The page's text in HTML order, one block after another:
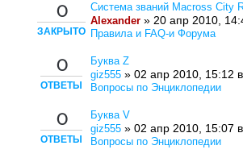
0
ЗАКРЫТО
Система званий Macross City
Alexander » 20 апр 2010,
Правила и FAQ-и Форума
0
ОТВЕТЫ
Буква Z
giz555 » 02 апр 2010, 15:12
Вопросы по Энциклопедии
0
ОТВЕТЫ
Буква V
giz555 » 02 апр 2010, 15:07
Вопросы по Энциклопедии